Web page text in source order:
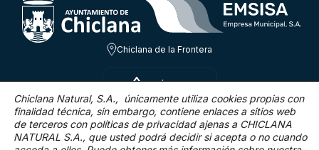
Chiclana de la Frontera
SÁB 8 AGO
31.2ºC
16.1 Km/h 0 %
Chiclana Natural, S.A., únicamente utiliza cookies propias con
finalidad técnica, sin embargo, contiene enlaces a sitios web
de terceros con políticas de privacidad ajenas a CHICLANA
NATURAL S.A., que usted podrá decidir si acepta o no cuando